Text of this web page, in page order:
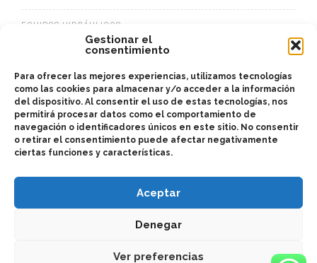
Gestionar el
consentimiento
Para ofrecer las mejores experiencias, utilizamos tecnologías
como las cookies para almacenar y/o acceder a la información
del dispositivo. Al consentir el uso de estas tecnologías, nos
permitirá procesar datos como el comportamiento de
navegación o identificadores únicos en este sitio. No consentir
o retirar el consentimiento puede afectar negativamente
ciertas funciones y características.
Aceptar
Denegar
Ver preferencias
EQUIPOS HIDRÁULICOS
KITS ADAPTADORES
ACCESORIOS
2025 © Bezares México - todos los derechos reservados - (52) 81
monterrey